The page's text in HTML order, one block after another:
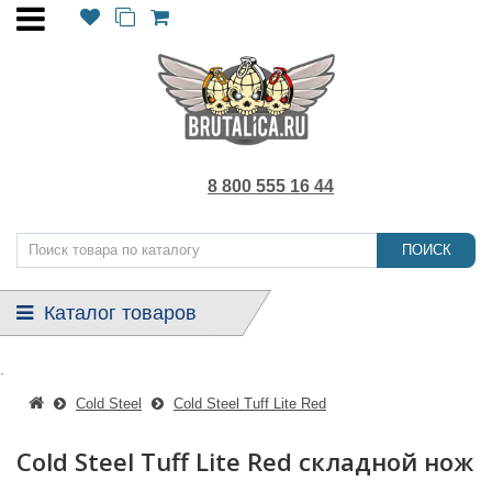
8 800 555 16 44
ПОИСК
Каталог товаров
Cold Steel Cold Steel Tuff Lite Red
Cold Steel Tuff Lite Red складной нож